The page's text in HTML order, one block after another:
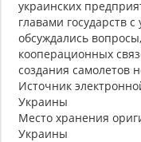
украинских
главами государств
обсуждались
кооперационных
создания самолетов
Источник
Украины
Место хранения
Украины